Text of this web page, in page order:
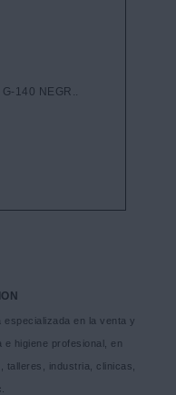
140 NEGR..
especializada en la venta y
e higiene profesional, en
industria, clinicas,